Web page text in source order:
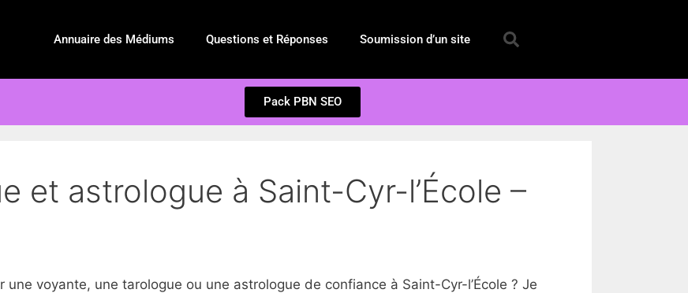
Annuaire des Médiums Questions et Réponses Soumission d’un site
Pack PBN SEO
et astrologue à Saint-Cyr-l’École –
voyante, une tarologue ou une astrologue de confiance à Saint-Cyr-l’École ? Je